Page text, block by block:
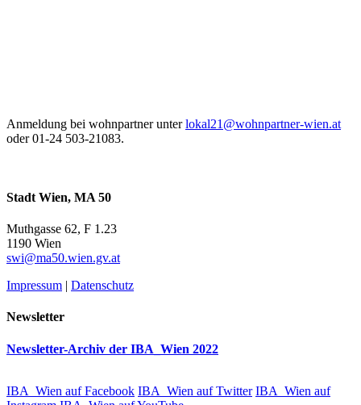
Anmeldung bei wohnpartner unterlokal21@wohnpartner-wien.at
oder 01-24 503-21083.
Stadt Wien, MA 50
Muthgasse 62, F 1.23
1190 Wien
swi@ma50.wien.gv.at
Impressum | Datenschutz
Newsletter
Newsletter-Archiv der IBA_Wien 2022
IBA_Wien auf Facebook IBA_Wien auf Twitter IBA_Wien auf